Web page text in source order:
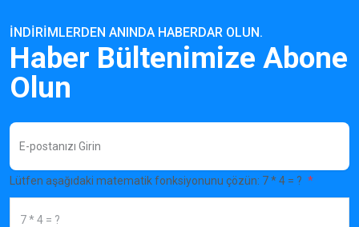
İNDIRIMLERDEN ANINDA HABERDAR OLUN.
Haber Bültenimize Abone
Olun
Lütfen aşağıdaki matematik fonksiyonunu çözün: 7 * 4 = ?